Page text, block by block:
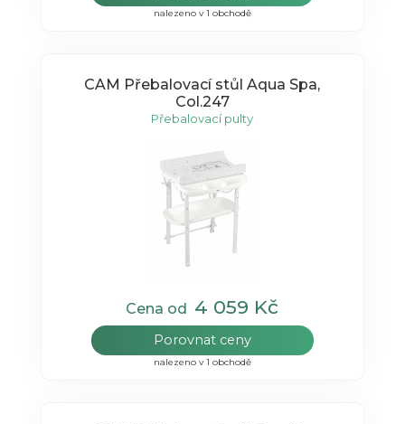
nalezeno v 1 obchodě
CAM Přebalovací stůl Aqua Spa,
Col.247
Přebalovací pulty
Cena od 4 059 Kč
Porovnat ceny
nalezeno v 1 obchodě